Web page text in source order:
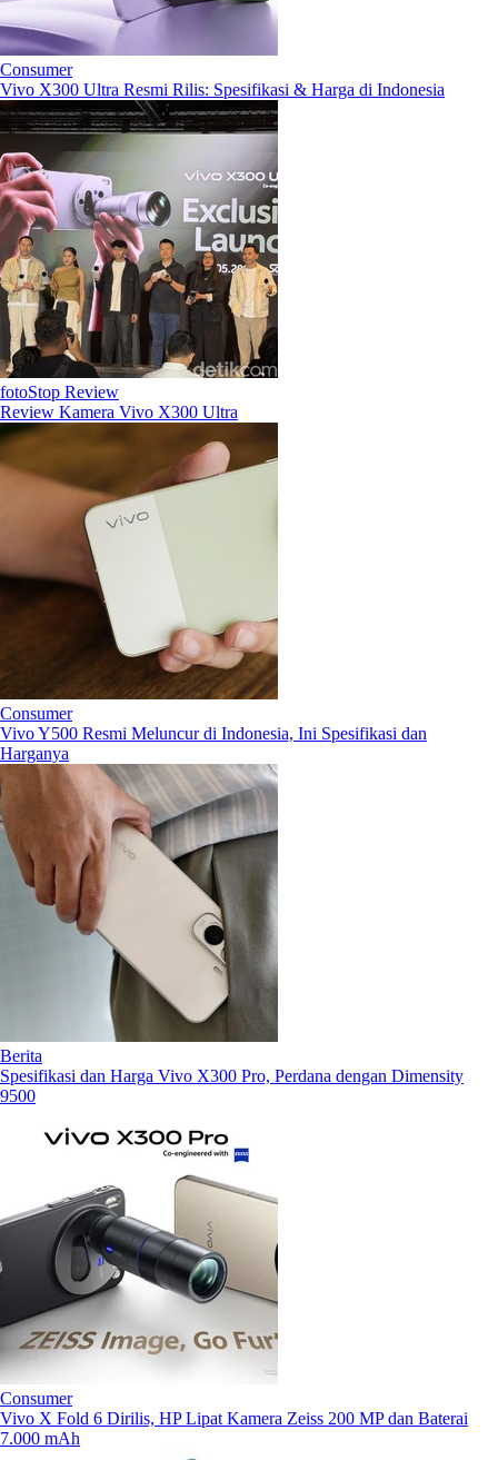
Consumer
Vivo X300 Ultra Resmi Rilis: Spesifikasi & Harga di Indonesia
fotoStop Review
Review Kamera Vivo X300 Ultra
Consumer
Vivo Y500 Resmi Meluncur di Indonesia, Ini Spesifikasi dan
Harganya
Berita
Spesifikasi dan Harga Vivo X300 Pro, Perdana dengan Dimensity
9500
Consumer
Vivo X Fold 6 Dirilis, HP Lipat Kamera Zeiss 200 MP dan Baterai
7.000 mAh